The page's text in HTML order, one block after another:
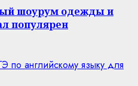
шоурум одежды и
популярен
по английскому языку для